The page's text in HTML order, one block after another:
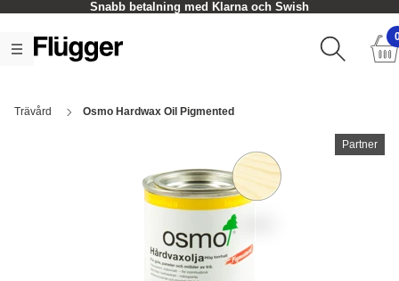
Snabb betalning med Klarna och Swish
Trävård Osmo Hardwax Oil Pigmented
Partner